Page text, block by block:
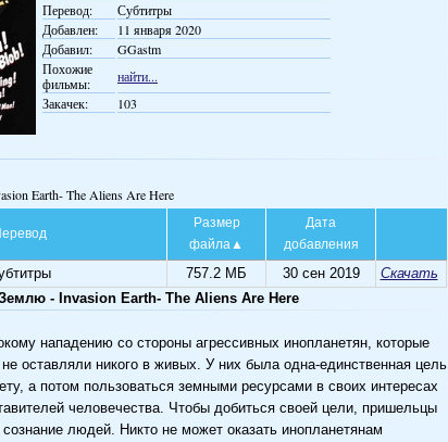
Перевод:
Субтитры
Добавлен:
11 января 2020
Добавил:
GGastm
Похожие
фильмы:
найти...
Закачек:
103
Earth- The Aliens Are Here
Размер
файла
Дата
добавления
757.2 МБ 30 сен 2019
Скачать
- Invasion Earth- The Aliens Are Here
нападению со стороны агрессивных инопланетян, которые
оставляли никого в живых. У них была одна-единственная цель
а потом пользоваться земными ресурсами в своих интересах
человечества. Чтобы добиться своей цели, пришельцы
людей. Никто не может оказать инопланетянам